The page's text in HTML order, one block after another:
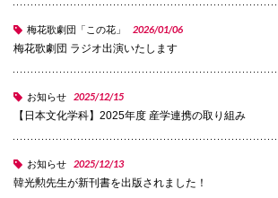
入試広報部
072-643-
梅花歌劇団「この花」 2026/01/06
梅花歌劇団 ラジオ出演いたします
お知らせ 2025/12/15
【日本文化学科】2025年度 産学連携の取り組み
お知らせ 2025/12/13
韓光勲先生が新刊書を出版されました！